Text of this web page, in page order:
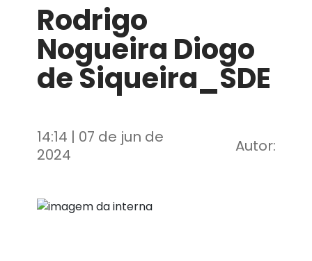
Rodrigo
Nogueira Diogo
de Siqueira_SDE
14:14 | 07 de jun de
2024
Autor: